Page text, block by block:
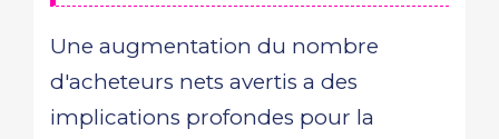
Une augmentation du nombre
d'acheteurs nets avertis a des
implications profondes pour la